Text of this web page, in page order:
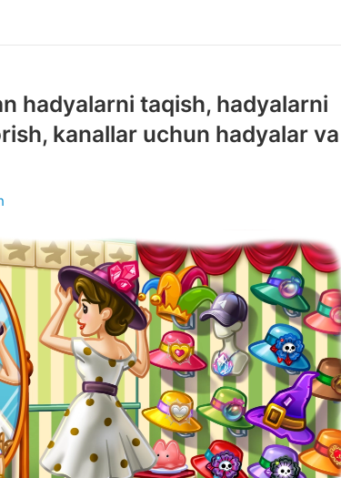
hadyalarni taqish, hadyalarni
kanallar uchun hadyalar va